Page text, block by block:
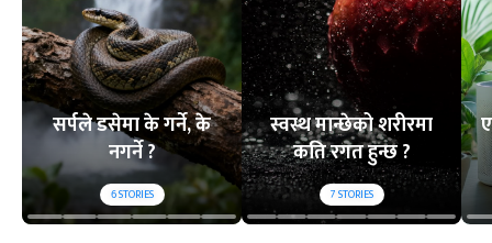
सर्पले डसेमा के गर्ने, के
नगर्ने ?
6STORIES
स्वस्थ मान्छेको शरीरमा
कति रगत हुन्छ ?
7STORIES